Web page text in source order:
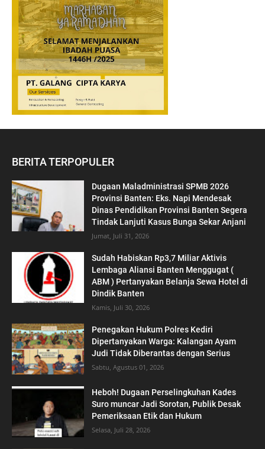
BERITA TERPOPULER
Dugaan Maladministrasi SPMB 2026
Provinsi Banten: Eks. Napi Mendesak
Dinas Pendidikan Provinsi Banten Segera
Tindak Lanjuti Kasus Bunga Sekar Anjani
Jumat, Juli 31, 2026
‎Sudah Habiskan Rp3,7 Miliar ‎Aktivis
Lembaga Aliansi Banten Menggugat (
ABM ) Pertanyakan Belanja Sewa Hotel di
Dindik Banten
Kamis, Juli 30, 2026
Penegakan Hukum Polres Kediri
Dipertanyakan Warga: Kalangan Ayam
Judi Tidak Diberantas dengan Serius
Sabtu, Agustus 01, 2026
Heboh! Dugaan Perselingkuhan Kades
Suro muncar Jadi Sorotan, Publik Desak
Pemeriksaan Etik dan Hukum
Selasa, Juli 28, 2026